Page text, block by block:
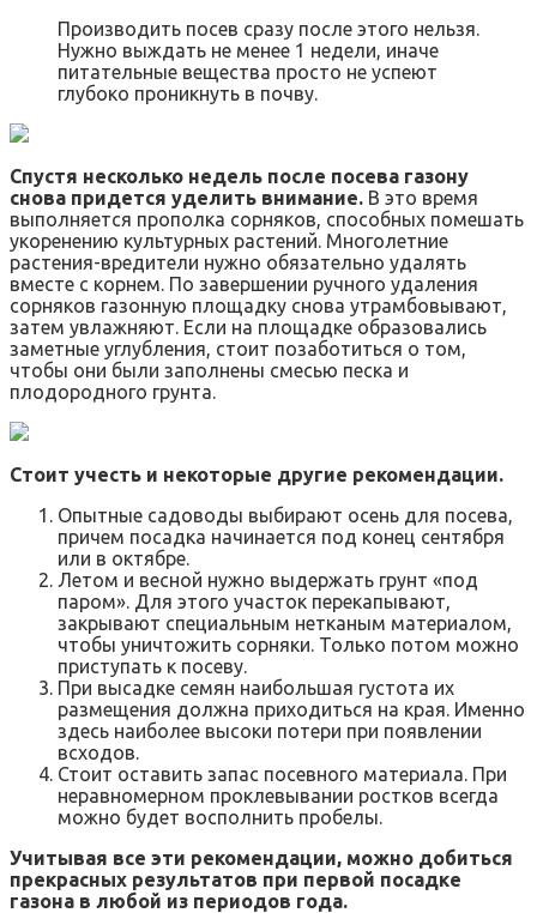
Производить посев сразу после этого нельзя.
Нужно выждать не менее 1 недели, иначе
питательные вещества просто не успеют
глубоко проникнуть в почву.
Спустя несколько недель после посева газону
снова придется уделить внимание. В это время
выполняется прополка сорняков, способных помешать
укоренению культурных растений. Многолетние
растения-вредители нужно обязательно удалять
вместе с корнем. По завершении ручного удаления
сорняков газонную площадку снова утрамбовывают,
затем увлажняют. Если на площадке образовались
заметные углубления, стоит позаботиться о том,
чтобы они были заполнены смесью песка и
плодородного грунта.
Стоит учесть и некоторые другие рекомендации.
Опытные садоводы выбирают осень для посева,
причем посадка начинается под конец сентября
или в октябре.
Летом и весной нужно выдержать грунт «под
паром». Для этого участок перекапывают,
закрывают специальным нетканым материалом,
чтобы уничтожить сорняки. Только потом можно
приступать к посеву.
При высадке семян наибольшая густота их
размещения должна приходиться на края. Именно
здесь наиболее высоки потери при появлении
всходов.
Стоит оставить запас посевного материала. При
неравномерном проклевывании ростков всегда
можно будет восполнить пробелы.
Учитывая все эти рекомендации, можно добиться
прекрасных результатов при первой посадке
газона в любой из периодов года.